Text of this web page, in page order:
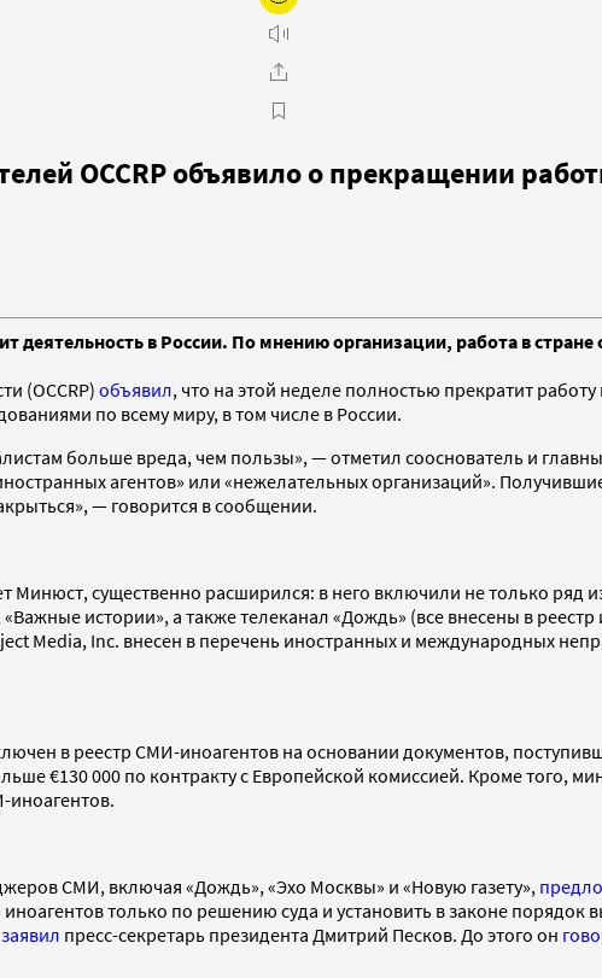
OCCRP объявило о прекращении
деятельность в России. По мнению организации, работа в
(OCCRP) объявил, что на этой неделе полностью прекратит
по всему миру, в том числе в России.
больше вреда, чем пользы», — отметил сооснователь и
агентов» или «нежелательных организаций».
— говорится в сообщении.
Минюст, существенно расширился: в него включили не только
истории», а также телеканал «Дождь» (все внесены в
Media, Inc. внесен в перечень иностранных и международных
в реестр СМИ-иноагентов на основании документов,
€130 000 по контракту с Европейской комиссией. Кроме того,
иноагентов.
СМИ, включая «Дождь», «Эхо Москвы» и «Новую газету»,
только по решению суда и установить в законе порядок
заявил пресс-секретарь президента Дмитрий Песков. До этого он